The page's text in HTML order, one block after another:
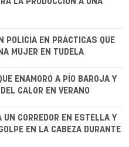
POLICÍA EN PRÁCTICAS QUE
MUJER EN TUDELA
ENAMORÓ A PÍO BAROJA Y
CALOR EN VERANO
CORREDOR EN ESTELLA Y
EN LA CABEZA DURANTE